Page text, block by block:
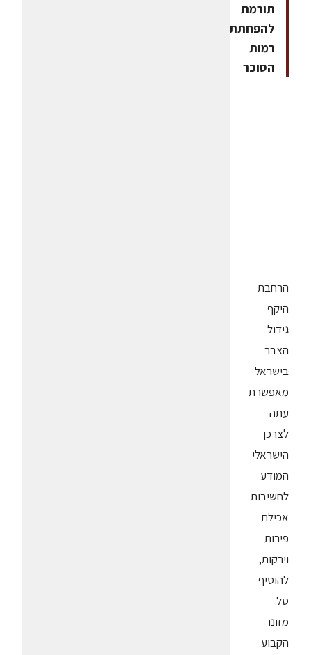
תורמת
להפחתת
רמות
הסוכר
הרחבת
היקף
גידול
הצבר
בישראל
מאפשרת
עתה
לצרכן
הישראלי
המודע
לחשיבות
אכילת
פירות
וירקות,
להוסיף
סל
מזונו
הקבוע